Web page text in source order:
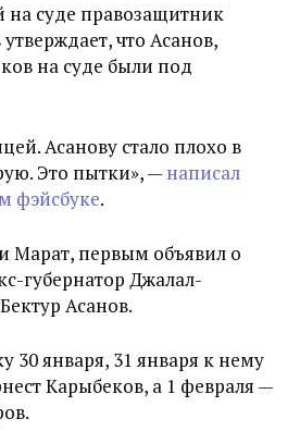
на суде правозащитник
что Асанов,
на суде были под
Асанову стало плохо в
Это пытки», — написал
фэйсбуке.
Марат, первым объявил о
губернатор Джалал-
Асанов.
30 января, 31 января к нему
Карыбеков, а 1 февраля —